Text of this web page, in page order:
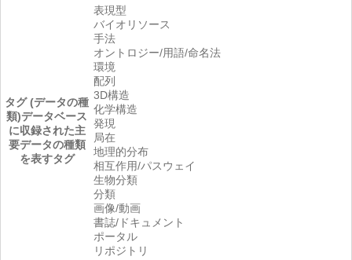
タグ (データの種
類)データベース
に収録された主
要データの種類
を表すタグ
表現型
バイオリソース
手法
オントロジー/用語/命名法
環境
配列
3D構造
化学構造
発現
局在
地理的分布
相互作用/パスウェイ
生物分類
分類
画像/動画
書誌/ドキュメント
ポータル
リポジトリ